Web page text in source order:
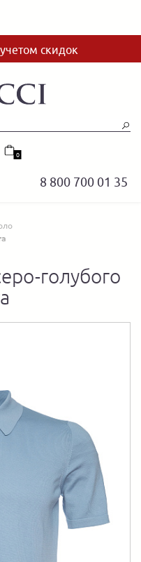
скидок
8 800 700 01 35
0
голубого